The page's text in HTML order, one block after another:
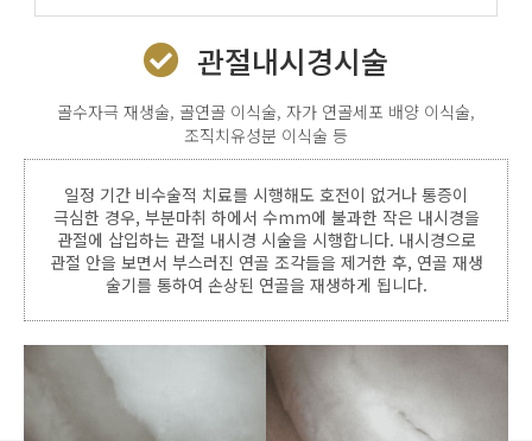
관절내시경시술
골수자극 재생술, 골연골 이식술, 자가 연골세포 배양 이식술,
조직치유성분 이식술 등
일정 기간 비수술적 치료를 시행해도 호전이 없거나 통증이
극심한 경우, 부분마취 하에서 수mm에 불과한 작은 내시경을
관절에 삽입하는 관절 내시경 시술을 시행합니다. 내시경으로
관절 안을 보면서 부스러진 연골 조각들을 제거한 후, 연골 재생
술기를 통하여 손상된 연골을 재생하게 됩니다.